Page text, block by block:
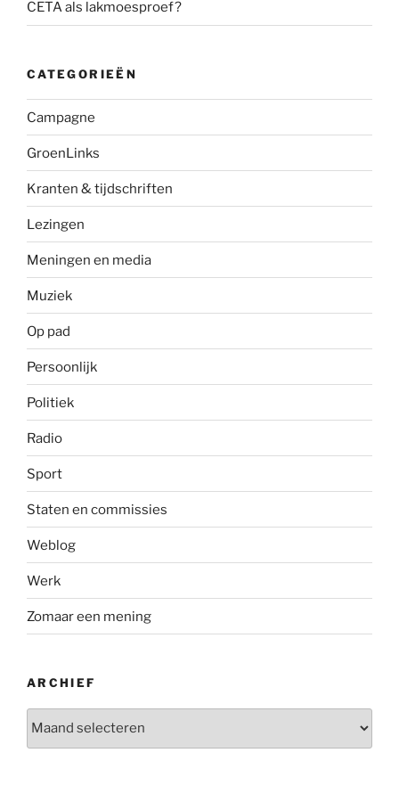
CETA als lakmoesproef?
CATEGORIEËN
Campagne
GroenLinks
Kranten & tijdschriften
Lezingen
Meningen en media
Muziek
Op pad
Persoonlijk
Politiek
Radio
Sport
Staten en commissies
Weblog
Werk
Zomaar een mening
ARCHIEF